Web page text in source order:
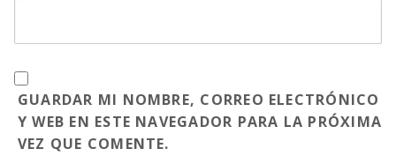
GUARDAR MI NOMBRE, CORREO ELECTRÓNICO
Y WEB EN ESTE NAVEGADOR PARA LA PRÓXIMA
VEZ QUE COMENTE.